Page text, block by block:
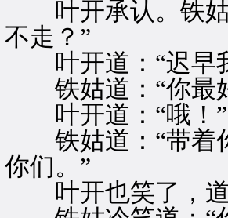
叶开承认。铁姑
不走？”
叶开道：“迟早
铁姑道：“你最
叶开道：“哦！”
铁姑道：“带着你
你们。”
叶开也笑了，道